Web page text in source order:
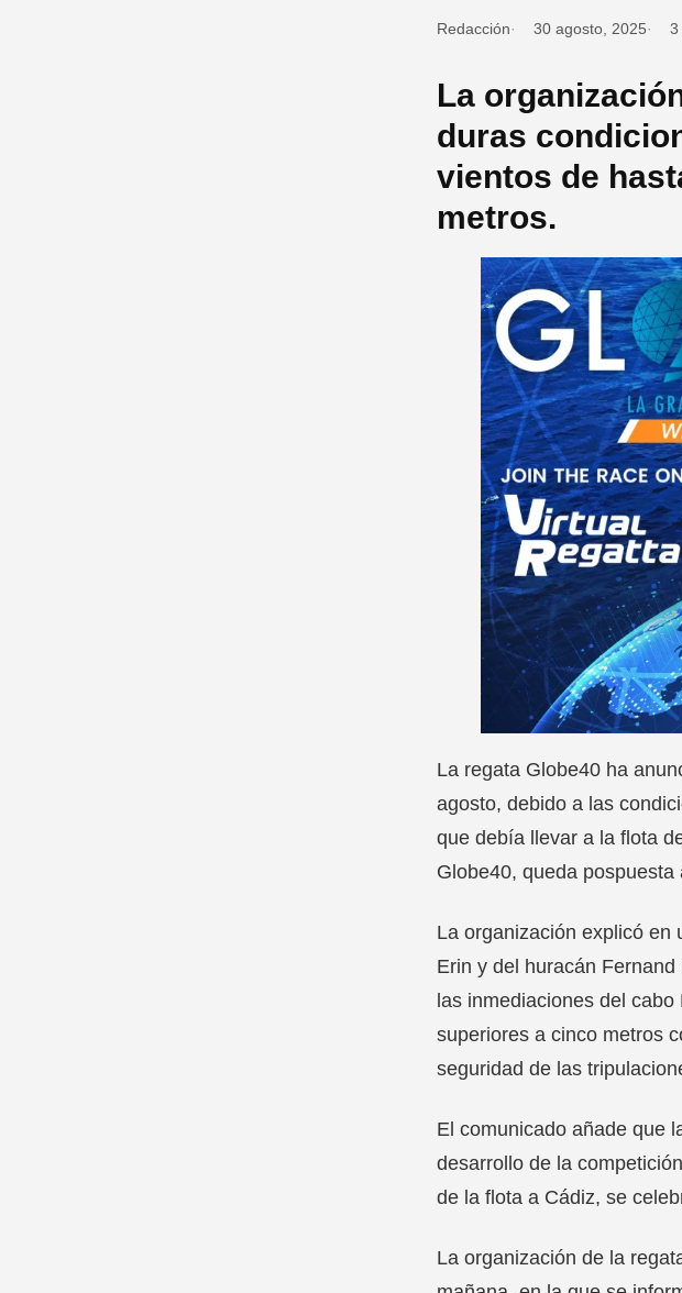
Redacción 30 agosto, 2025 3
La
duras
vientos de
metros.
La regata Globe40 ha
agosto, debido a las
que debía llevar a la flota
Globe40, queda
La organización explicó en
Erin y del huracán
las inmediaciones del
superiores a cinco metros
seguridad de las
El comunicado añade que
desarrollo de la
de la flota a Cádiz, se
La organización de la